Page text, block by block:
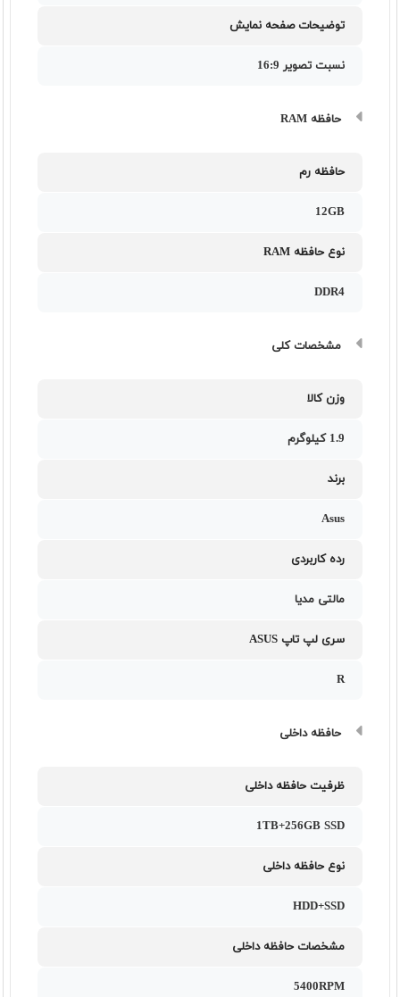
توضیحات صفحه نمایش
نسبت تصویر 16:9
حافظه RAM
حافظه رم
12GB
نوع حافظه RAM
DDR4
مشخصات کلی
وزن کالا
1.9 کیلوگرم
برند
Asus
رده کاربردی
مالتی مدیا
سری لپ تاپ ASUS
R
حافظه داخلی
ظرفیت حافظه داخلی
1TB+256GB SSD
نوع حافظه داخلی
HDD+SSD
مشخصات حافظه داخلی
5400RPM